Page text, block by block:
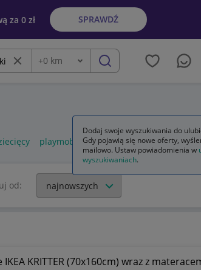
za 0 zł SPRAWDŹ
Wyczyść frazę
Odległość
+0 km szukaj
playmobil pokój dziecięcy
od:
KRITTER (70x160cm) wraz z
Dodaj swoje wyszukiwania do
Gdy pojawią się nowe oferty,
mailowo. Ustaw powiadomienia w
wyszukiwaniach.